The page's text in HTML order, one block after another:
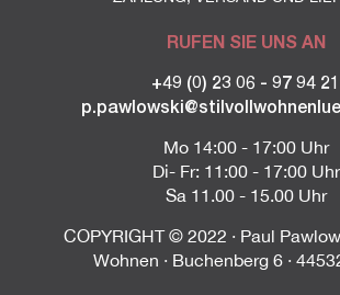
RUFEN SIE UNS AN
+49 (0) 23 06 - 97 94 21
Mo 14:00 - 17:00 Uhr
Di- Fr: 11:00 - 17:00 Uhr
Sa 11.00 - 15.00 Uhr
COPYRIGHT © 2022 · Paul
Wohnen · Buchenberg 6 ·